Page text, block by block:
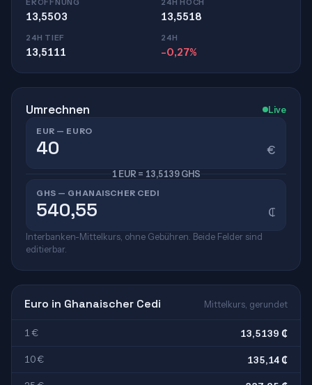
ERÖFFNUNG
13,5503
24H HOCH
13,5518
24H TIEF
13,5111
24H
-0,27%
Umrechnen Live
EUR — EURO
€
1 EUR = 13,5139 GHS
GHS — GHANAISCHER CEDI
₵
Interbanken-Mittelkurs, ohne Gebühren. Beide Felder sind
editierbar.
Euro in Ghanaischer Cedi Mittelkurs, gerundet
1 € 13,5139 ₵
10 € 135,14 ₵